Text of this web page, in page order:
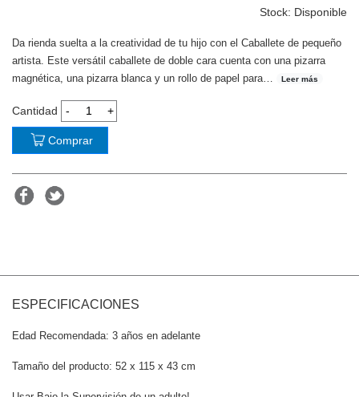
Stock: Disponible
Da rienda suelta a la creatividad de tu hijo con el Caballete de pequeño
artista. Este versátil caballete de doble cara cuenta con una pizarra
magnética, una pizarra blanca y un rollo de papel para
Leer más
Cantidad
Comprar
ESPECIFICACIONES
Edad Recomendada: 3 años en adelante
Tamaño del producto: 52 x 115 x 43 cm